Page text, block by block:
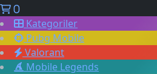
0
Kategoriler
Pubg Mobile
Valorant
Mobile Legends